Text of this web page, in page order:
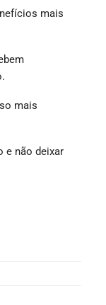
mais
mais
e não deixar